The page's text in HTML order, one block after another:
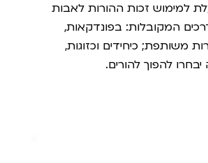
למימוש זכות ההורות לאבות
המקובלות: בפונדקאות,
משותפת; כיחידים וכזוגות,
להפוך להורים.